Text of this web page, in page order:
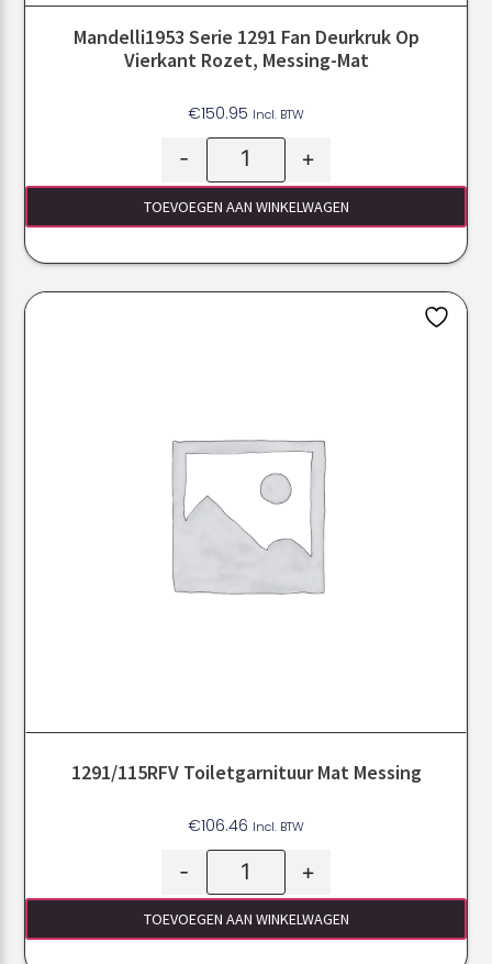
Mandelli1953 Serie 1291 Fan Deurkruk Op
Vierkant Rozet, Messing-Mat
€150.95 Incl. BTW
- +
TOEVOEGEN AAN WINKELWAGEN
1291/115RFV Toiletgarnituur Mat Messing
€106.46 Incl. BTW
- +
TOEVOEGEN AAN WINKELWAGEN